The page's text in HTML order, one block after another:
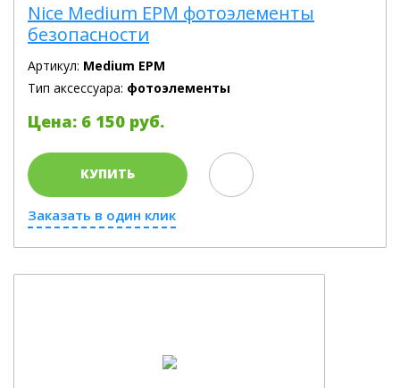
Nice Medium EPM фотоэлементы
безопасности
Артикул: Medium EPM
Тип аксессуара: фотоэлементы
Цена: 6 150 руб.
КУПИТЬ
Заказать в один клик